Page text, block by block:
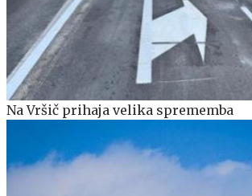
Na Vršič prihaja velika sprememba